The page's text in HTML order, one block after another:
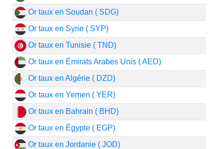
Or taux en Soudan ( SDG)
Or taux en Syrie ( SYP)
Or taux en Tunisie ( TND)
Or taux en Émirats Arabes Unis ( AED)
Or taux en Algérie ( DZD)
Or taux en Yemen ( YER)
Or taux en Bahrain ( BHD)
Or taux en Égypte ( EGP)
Or taux en Jordanie ( JOD)